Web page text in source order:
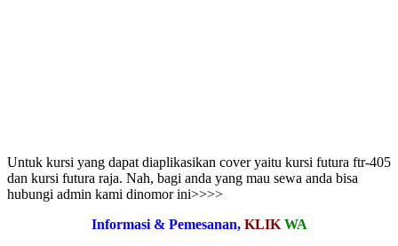
Untuk kursi yang dapat diaplikasikan cover yaitu kursi futura ftr-405
dan kursi futura raja. Nah, bagi anda yang mau sewa anda bisa
hubungi admin kami dinomor ini>>>>
Informasi & Pemesanan, KLIK WA